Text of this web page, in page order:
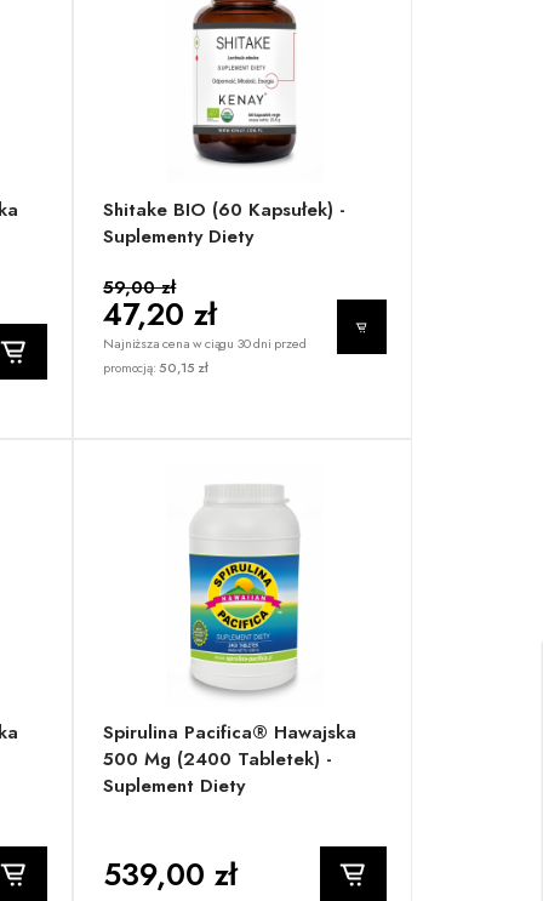
Shitake BIO (60 Kapsułek) -
Suplementy Diety
59,00 zł
47,20 zł
Najniższa cena w ciągu 30 dni przed
promocją:50,15 zł
Spirulina Pacifica® Hawajska
500 Mg (2400 Tabletek) -
Suplement Diety
539,00 zł